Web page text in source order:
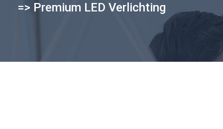
=> Premium LED Verlichting